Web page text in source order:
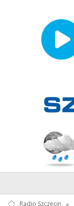
Radio Szczecin »